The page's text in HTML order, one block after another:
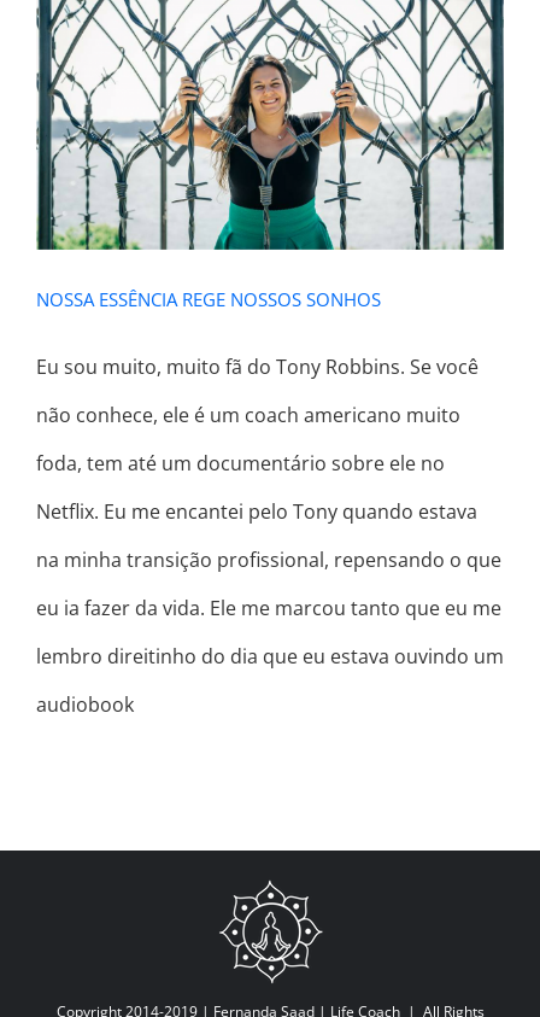
NOSSA ESSÊNCIA REGE NOSSOS
SONHOS
NOSSA ESSÊNCIA REGE NOSSOS SONHOS
Eu sou muito, muito fã do Tony Robbins. Se você
não conhece, ele é um coach americano muito
foda, tem até um documentário sobre ele no
Netflix. Eu me encantei pelo Tony quando estava
na minha transição profissional, repensando o que
eu ia fazer da vida. Ele me marcou tanto que eu me
lembro direitinho do dia que eu estava ouvindo um
audiobook
Copyright 2014-2019 | Fernanda Saad | Life Coach| All Rights